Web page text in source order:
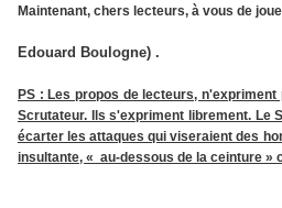
Maintenant, chers lecteurs, à vous de
Edouard Boulogne) .
PS : Les propos de lecteurs,
Scrutateur. Ils s'expriment librement. Le
écarter les attaques qui viseraient des
insultante, « au-dessous de la ceinture »